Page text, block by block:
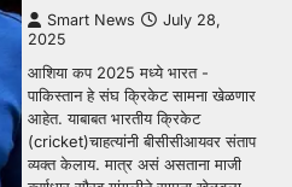
Smart News
July 28,
2025
आशिया कप 2025 मध्ये भारत -
पाकिस्तान हे संघ क्रिकेट सामना खेळणार
आहेत. याबाबत भारतीय क्रिकेट
(cricket)चाहत्यांनी बीसीसीआयवर संताप
व्यक्त केलाय. मात्र असं असताना माजी